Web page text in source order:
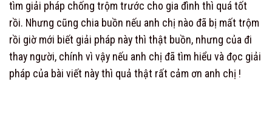
tìm giải pháp chống trộm trước cho gia đình thì quá tốt
rồi. Nhưng cũng chia buồn nếu anh chị nào đã bị mất trộm
rồi giờ mới biết giải pháp này thì thật buồn, nhưng của đi
thay người, chính vì vậy nếu anh chị đã tìm hiểu và đọc giải
pháp của bài viết này thì quả thật rất cảm ơn anh chị !